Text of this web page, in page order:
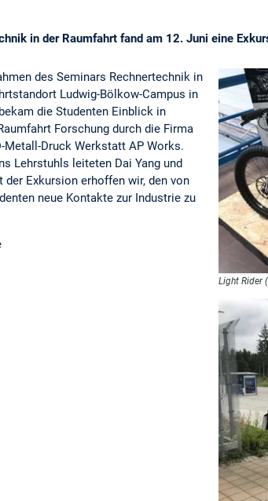
in der Raumfahrt fand am 12. Juni eine
Light Rider
des Seminars Rechnertechnik in
Ludwig-Bölkow-Campus in
die Studenten Einblick in
Forschung durch die Firma
Metall-Druck Werkstatt AP Works.
Lehrstuhls leiteten Dai Yang und
Exkursion erhoffen wir, den von
neue Kontakte zur Industrie zu